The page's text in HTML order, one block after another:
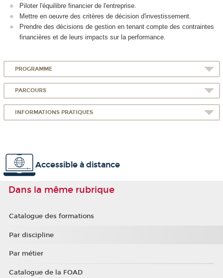
Piloter l'équilibre financier de l'entreprise.
Mettre en oeuvre des critères de décision d'investissement.
Prendre des décisions de gestion en tenant compte des contraintes
financières et de leurs impacts sur la performance.
PROGRAMME
PARCOURS
INFORMATIONS PRATIQUES
Accessible à distance
Dans la même rubrique
Catalogue des formations
Par discipline
Par métier
Catalogue de la FOAD